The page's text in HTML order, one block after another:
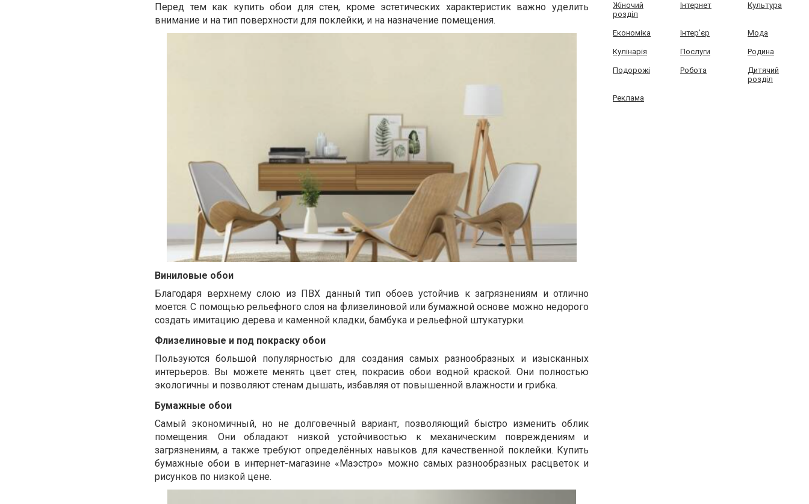
Перед тем как купить обои для стен, кроме эстетических характеристик важно уделить
внимание и на тип поверхности для поклейки, и на назначение помещения.
Виниловые обои
Благодаря верхнему слою из ПВХ данный тип обоев устойчив к загрязнениям и отлично
моется. С помощью рельефного слоя на флизелиновой или бумажной основе можно недорого
создать имитацию дерева и каменной кладки, бамбука и рельефной штукатурки.
Флизелиновые и под покраску обои
Пользуются большой популярностью для создания самых разнообразных и изысканных
интерьеров. Вы можете менять цвет стен, покрасив обои водной краской. Они полностью
экологичны и позволяют стенам дышать, избавляя от повышенной влажности и грибка.
Бумажные обои
Самый экономичный, но не долговечный вариант, позволяющий быстро изменить облик
помещения. Они обладают низкой устойчивостью к механическим повреждениям и
загрязнениям, а также требуют определённых навыков для качественной поклейки. Купить
бумажные обои в интернет-магазине «Маэстро» можно самых разнообразных расцветок и
рисунков по низкой цене.
Жіночий
розділ
Інтернет Культура
Економіка Інтер'єр Мода
Кулінарія Послуги Родина
Подорожі Робота
Дитячий
розділ
Реклама